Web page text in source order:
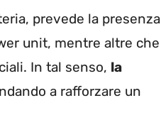
prevede la presenza
unit, mentre altre che
In tal senso, la
a rafforzare un